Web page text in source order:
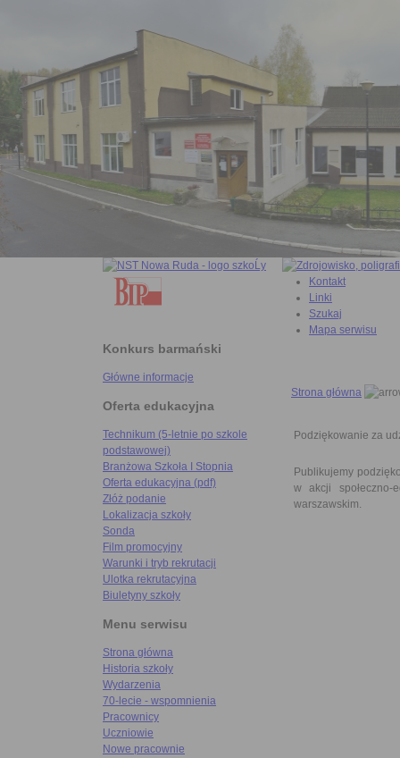
Konkurs barmański
Główne informacje
Oferta edukacyjna
Technikum (5-letnie po szkole
podstawowej)
Branżowa Szkoła I Stopnia
Oferta edukacyjna (pdf)
Złóż podanie
Lokalizacja szkoły
Sonda
Film promocyjny
Warunki i tryb rekrutacji
Ulotka rekrutacyjna
Biuletyny szkoły
Menu serwisu
Strona główna
Historia szkoły
Wydarzenia
70-lecie - wspomnienia
Pracownicy
Uczniowie
Nowe pracownie
Kontakt
Linki
Szukaj
Mapa serwisu
Strona główna
Podziękowanie za
Publikujemy
w akcji społeczno-
warszawskim.